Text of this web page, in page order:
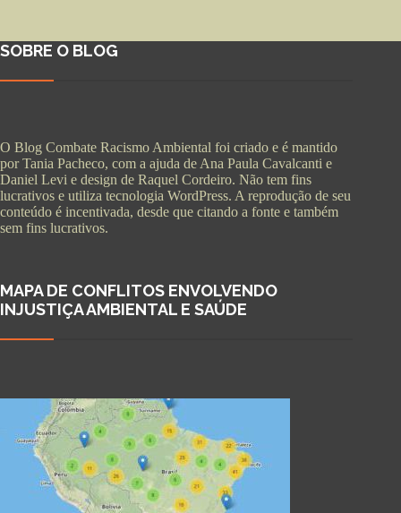
SOBRE O BLOG
O Blog Combate Racismo Ambiental foi criado e é mantido
por Tania Pacheco, com a ajuda de Ana Paula Cavalcanti e
Daniel Levi e design de Raquel Cordeiro. Não tem fins
lucrativos e utiliza tecnologia WordPress. A reprodução de seu
conteúdo é incentivada, desde que citando a fonte e também
sem fins lucrativos.
MAPA DE CONFLITOS ENVOLVENDO
INJUSTIÇA AMBIENTAL E SAÚDE